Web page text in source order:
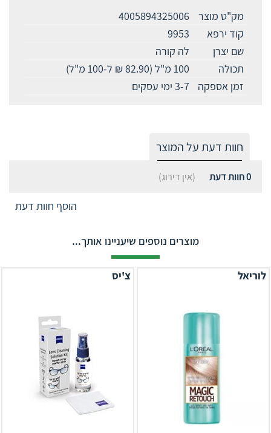
מק"ט מוצר
4005894325006
קוד ירפא
9953
שם יצרן
לה קורה
תכולה
100 מ"ל (82.90 ₪ ל-100 מ"ל)
זמן אספקה
3-7 ימי עסקים
חוות דעת על המוצר
0חוות דעת (אין דירוג)
הוסף חוות דעת
מוצרים נוספים שיעניינו אותך...
לוריאל צ'יס